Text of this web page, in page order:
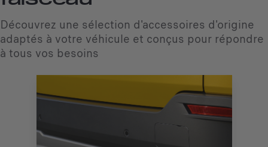
Découvrez une sélection d'accessoires d'origine
adaptés à votre véhicule et conçus pour répondre
à tous vos besoins